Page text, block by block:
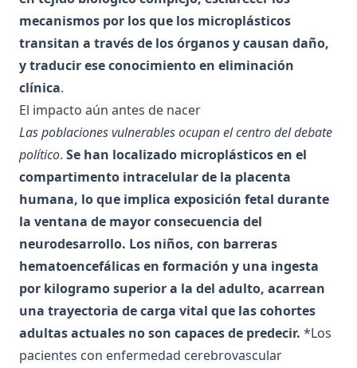
mecanismos por los que los microplásticos
transitan a través de los órganos y causan daño,
y traducir ese conocimiento en eliminación
clínica.
El impacto aún antes de nacer
Las poblaciones vulnerables ocupan el centro del debate
político. Se han localizado microplásticos en el
compartimento intracelular de la placenta
humana, lo que implica exposición fetal durante
la ventana de mayor consecuencia del
neurodesarrollo. Los niños, con barreras
hematoencefálicas en formación y una ingesta
por kilogramo superior a la del adulto, acarrean
una trayectoria de carga vital que las cohortes
adultas actuales no son capaces de predecir. *Los
pacientes con enfermedad cerebrovascular